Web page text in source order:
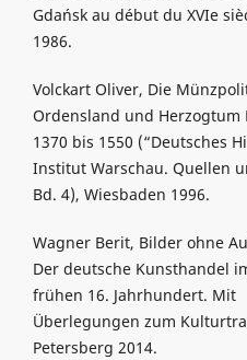
Gdańsk au début du XVIe
1986.
Volckart Oliver, Die
Ordensland und Herzogtum
1370 bis 1550 (“Deutsches
Institut Warschau. Quellen
Bd. 4), Wiesbaden 1996.
Wagner Berit, Bilder ohne
Der deutsche Kunsthandel
frühen 16. Jahrhundert. Mit
Überlegungen zum
Petersberg 2014.